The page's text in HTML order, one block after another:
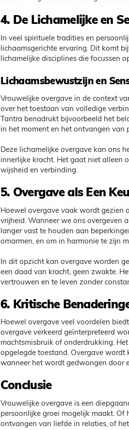
4. De Lichamelijke en
In veel spirituele tradities en
lichaamsgerichte ervaring. Dit komt
lichamelijke disciplines die focussen
Lichaamsbewustzijn en
Vrouwelijke overgave in de context
over het toestaan van volledige
Tantra benadrukt bijvoorbeeld het
in het moment en het ontvangen van
Deze lichamelijke overgave kan ons
innerlijke kracht. Het gaat niet alleen
wijsheid en verbinding.
5. Overgave als Een
Hoewel overgave vaak wordt gezien
vrijheid. Wanneer we ons overgeven
langer vast te houden aan
omarmen, en om in harmonie te zijn
In dit opzicht kan overgave worden
een daad van kracht, geen zwakte.
vertrouwen en te leven zonder
6. Kritische
Hoewel overgave veel voordelen
overgave verkeerd geïnterpreteerd
machtsmisbruik of onderdrukking.
opgelegde toestand. Overgave
wanneer het wordt gedwongen door
Conclusie
Vrouwelijke overgave is een
persoonlijke groei mogelijk maakt.
ontvangen van liefde in relaties, of